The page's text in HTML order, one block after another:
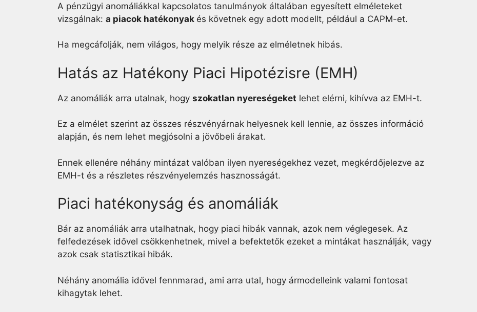
A pénzügyi anomáliákkal kapcsolatos tanulmányok általában egyesített elméleteket
vizsgálnak: a piacok hatékonyak és követnek egy adott modellt, például a CAPM-et.
Ha megcáfolják, nem világos, hogy melyik része az elméletnek hibás.
Hatás az Hatékony Piaci Hipotézisre (EMH)
Az anomáliák arra utalnak, hogy szokatlan nyereségeket lehet elérni, kihívva az EMH-t.
Ez a elmélet szerint az összes részvényárnak helyesnek kell lennie, az összes információ
alapján, és nem lehet megjósolni a jövőbeli árakat.
Ennek ellenére néhány mintázat valóban ilyen nyereségekhez vezet, megkérdőjelezve az
EMH-t és a részletes részvényelemzés hasznosságát.
Piaci hatékonyság és anomáliák
Bár az anomáliák arra utalhatnak, hogy piaci hibák vannak, azok nem véglegesek. Az
felfedezések idővel csökkenhetnek, mivel a befektetők ezeket a mintákat használják, vagy
azok csak statisztikai hibák.
Néhány anomália idővel fennmarad, ami arra utal, hogy ármodelleink valami fontosat
kihagytak lehet.